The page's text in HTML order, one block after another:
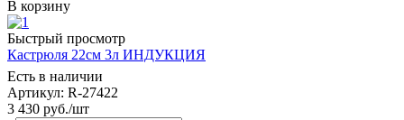
В корзину
Быстрый просмотр
Кастрюля 22см 3л ИНДУКЦИЯ
Есть в наличии
Артикул: R-27422
3 430 руб./шт